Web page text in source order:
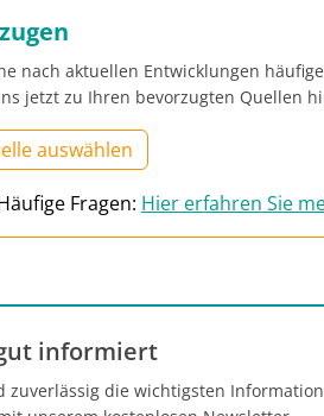
nach aktuellen Entwicklungen
jetzt zu Ihren bevorzugten Quellen
auswählen
Fragen: Hier erfahren Sie
informiert
zuverlässig die wichtigsten